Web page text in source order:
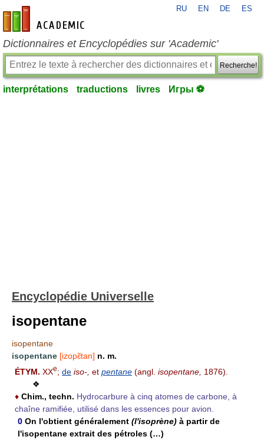
fr-academic.com
RU EN DE ES
Dictionnaires et Encyclopédies sur 'Academic'
Recherche!
interprétations traductions livres Игры ⚽
Encyclopédie Universelle
isopentane
isopentane
isopentane [izopɛ̃tan] n. m.
ÉTYM. XXe; de iso-, et pentane (angl. isopentane, 1876).
❖
♦ Chim., techn. Hydrocarbure à cinq atomes de carbone, à
chaîne ramifiée, utilisé dans les essences pour avion.
0 On l'obtient généralement (l'isoprène) à partir de
l'isopentane extrait des pétroles (…)